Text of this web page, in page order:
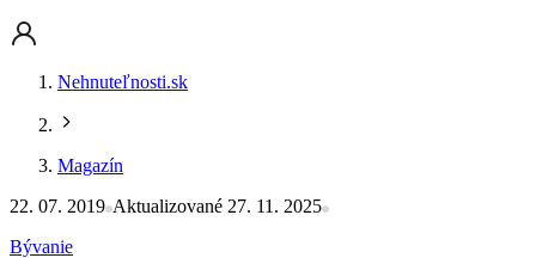
Nehnuteľnosti.sk
Magazín
22. 07. 2019 Aktualizované 27. 11. 2025
Bývanie